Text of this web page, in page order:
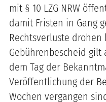
mit § 10 LZG NRW
damit Fristen in Gang
Rechtsverluste drohen
Gebührenbescheid
dem Tag der
Veröffentlichung der
Wochen vergangen